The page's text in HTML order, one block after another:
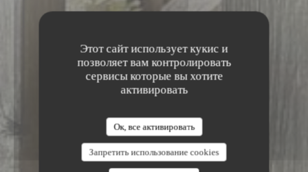
Этот сайт использует кукис и
позволяет вам контролировать
сервисы которые вы хотите
активировать
Ок, все активировать
Запретить использование cookies